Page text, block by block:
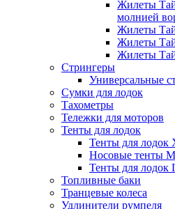
Жилеты
молнией
Жилеты
Жилеты
Жилеты
Стрингеры
Универсальные
Сумки для лодок
Тахометры
Тележки для моторов
Тенты для лодок
Тенты для лодок
Носовые тенты
Тенты для лодок
Топливные баки
Транцевые колеса
Удлинители румпеля